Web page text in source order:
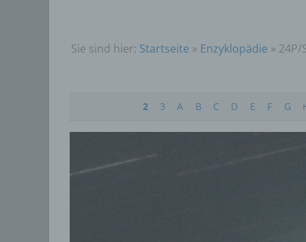
Sie sind hier: Startseite » Enzyklopädie » 24P/
2 3 A B C D E F G